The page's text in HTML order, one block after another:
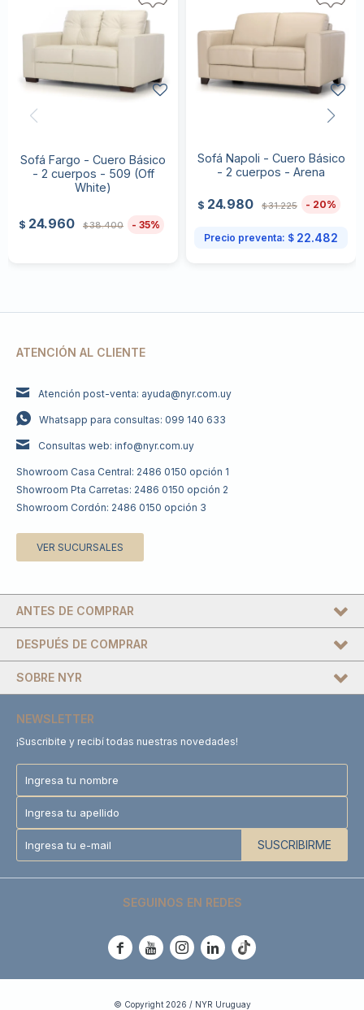
Sofá Fargo - Cuero Básico
- 2 cuerpos - 509 (Off
White)
$ 24.960 $38.400 35
Sofá Napoli - Cuero Básico
- 2 cuerpos - Arena
$ 24.980 $31.225 20
Precio preventa: $ 22.482
ATENCIÓN AL CLIENTE
Atención post-venta: ayuda@nyr.com.uy
Whatsapp para consultas: 099 140 633
Consultas web: info@nyr.com.uy
Showroom Casa Central: 2486 0150 opción 1
Showroom Pta Carretas: 2486 0150 opción 2
Showroom Cordón: 2486 0150 opción 3
VER SUCURSALES
DESPUÉS DE COMPRAR
SOBRE NYR
ANTES DE COMPRAR
NEWSLETTER
¡Suscribite y recibí todas nuestras novedades!
SUSCRIBIRME
SEGUINOS EN REDES
    
© Copyright 2026 / NYR Uruguay